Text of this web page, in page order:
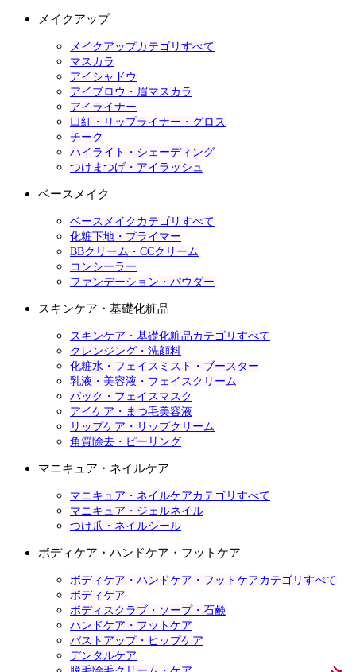
メイクアップ
メイクアップカテゴリすべて
マスカラ
アイシャドウ
アイブロウ・眉マスカラ
アイライナー
口紅・リップライナー・グロス
チーク
ハイライト・シェーディング
つけまつげ・アイラッシュ
ベースメイク
ベースメイクカテゴリすべて
化粧下地・プライマー
BBクリーム・CCクリーム
コンシーラー
ファンデーション・パウダー
スキンケア・基礎化粧品
スキンケア・基礎化粧品カテゴリすべて
クレンジング・洗顔料
化粧水・フェイスミスト・ブースター
乳液・美容液・フェイスクリーム
パック・フェイスマスク
アイケア・まつ毛美容液
リップケア・リップクリーム
角質除去・ピーリング
マニキュア・ネイルケア
マニキュア・ネイルケアカテゴリすべて
マニキュア・ジェルネイル
つけ爪・ネイルシール
ボディケア・ハンドケア・フットケア
ボディケア・ハンドケア・フットケアカテゴリすべて
ボディケア
ボディスクラブ・ソープ・石鹸
ハンドケア・フットケア
バストアップ・ヒップケア
デンタルケア